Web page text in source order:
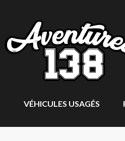
VÉHICULES USAGÉS